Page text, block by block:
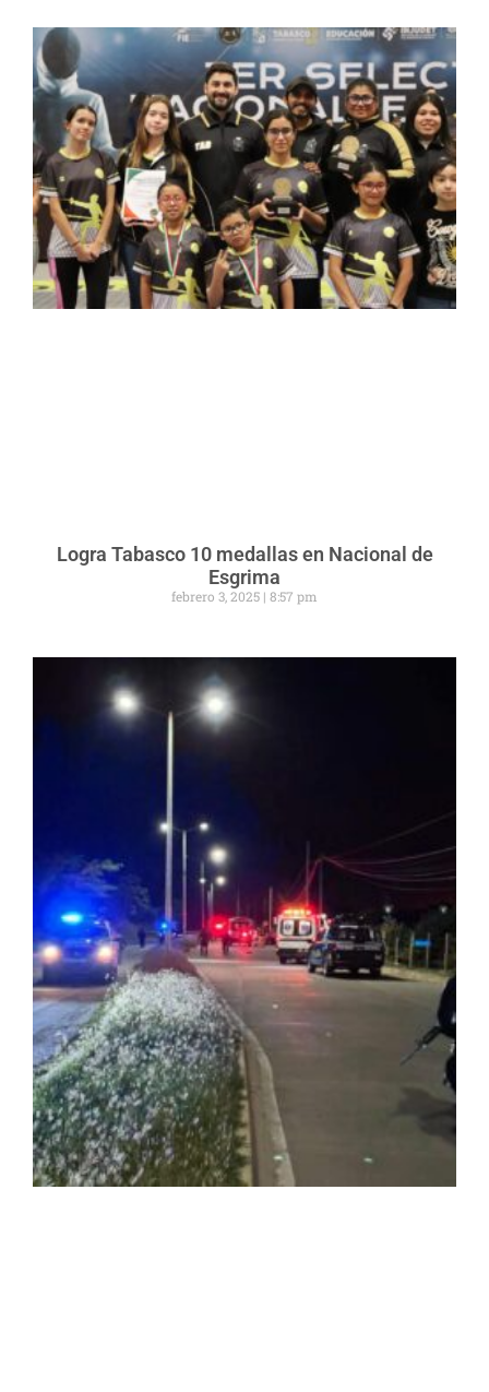
Logra Tabasco 10 medallas en Nacional de
Esgrima
febrero 3, 2025 8:57 pm